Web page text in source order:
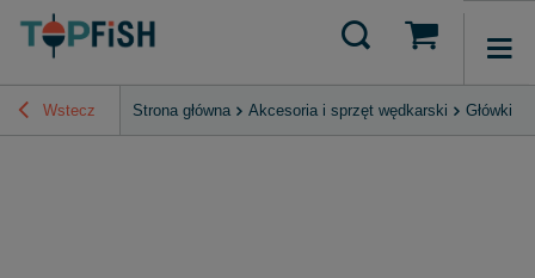
Wstecz Strona główna Akcesoria i sprzęt wędkarski Główki